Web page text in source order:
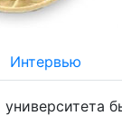
Интервью